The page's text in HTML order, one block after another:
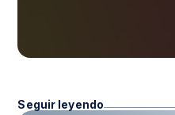
Seguir leyendo